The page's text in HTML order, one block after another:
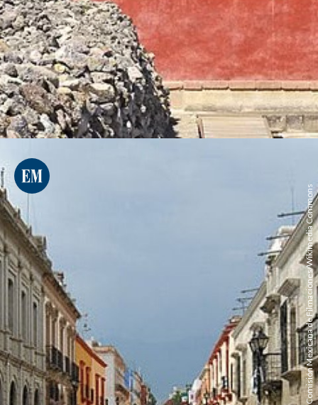
Comisión Mexicana de Filmaciones/Wikimedia Commons